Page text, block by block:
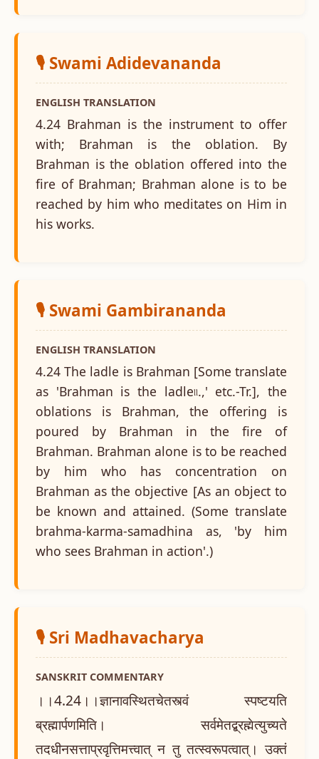
🎙️ Swami Adidevananda
ENGLISH TRANSLATION
4.24 Brahman is the instrument to offer
with; Brahman is the oblation. By
Brahman is the oblation offered into the
fire of Brahman; Brahman alone is to be
reached by him who meditates on Him in
his works.
🎙️ Swami Gambirananda
ENGLISH TRANSLATION
4.24 The ladle is Brahman [Some translate
as 'Brahman is the ladle৷৷.,' etc.-Tr.], the
oblations is Brahman, the offering is
poured by Brahman in the fire of
Brahman. Brahman alone is to be reached
by him who has concentration on
Brahman as the objective [As an object to
be known and attained. (Some translate
brahma-karma-samadhina as, 'by him
who sees Brahman in action'.)
🎙️ Sri Madhavacharya
SANSKRIT COMMENTARY
।।4.24।।ज्ञानावस्थितचेतस्त्वं स्पष्टयति
ब्रह्मार्पणमिति। सर्वमेतद्ब्रह्मेत्युच्यते
तदधीनसत्ताप्रवृत्तिमत्त्वात् न तु तत्स्वरूपत्वात्। उक्तं